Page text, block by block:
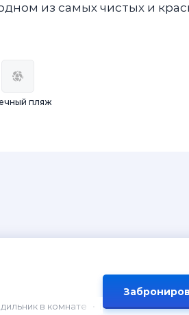
из самых чистых и
пляж
в комнате
Балкон